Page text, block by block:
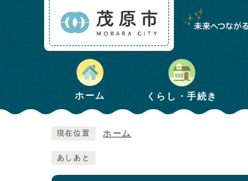
ホーム くらし・手続き
現在位置 ホーム
あしあと